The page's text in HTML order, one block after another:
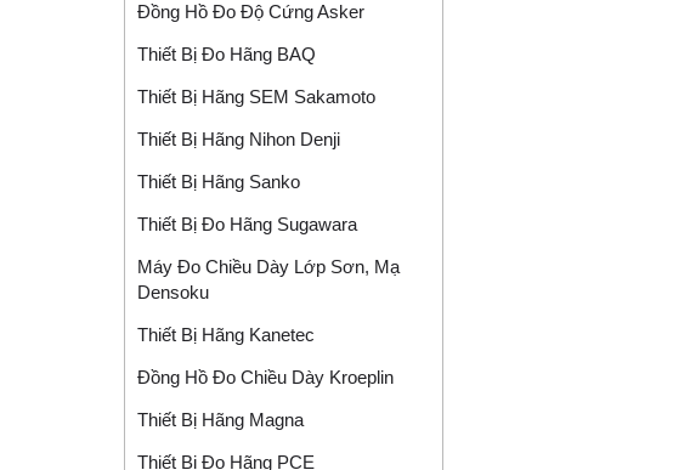
Đồng Hồ Đo Độ Cứng Asker
Thiết Bị Đo Hãng BAQ
Thiết Bị Hãng SEM Sakamoto
Thiết Bị Hãng Nihon Denji
Thiết Bị Hãng Sanko
Thiết Bị Đo Hãng Sugawara
Máy Đo Chiều Dày Lớp Sơn, Mạ
Densoku
Thiết Bị Hãng Kanetec
Đồng Hồ Đo Chiều Dày Kroeplin
Thiết Bị Hãng Magna
Thiết Bị Đo Hãng PCE